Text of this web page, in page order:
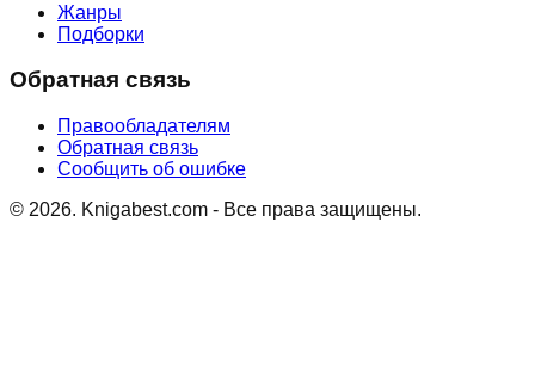
Жанры
Подборки
Обратная связь
Правообладателям
Обратная связь
Сообщить об ошибке
© 2026. Knigabest.com - Все права защищены.